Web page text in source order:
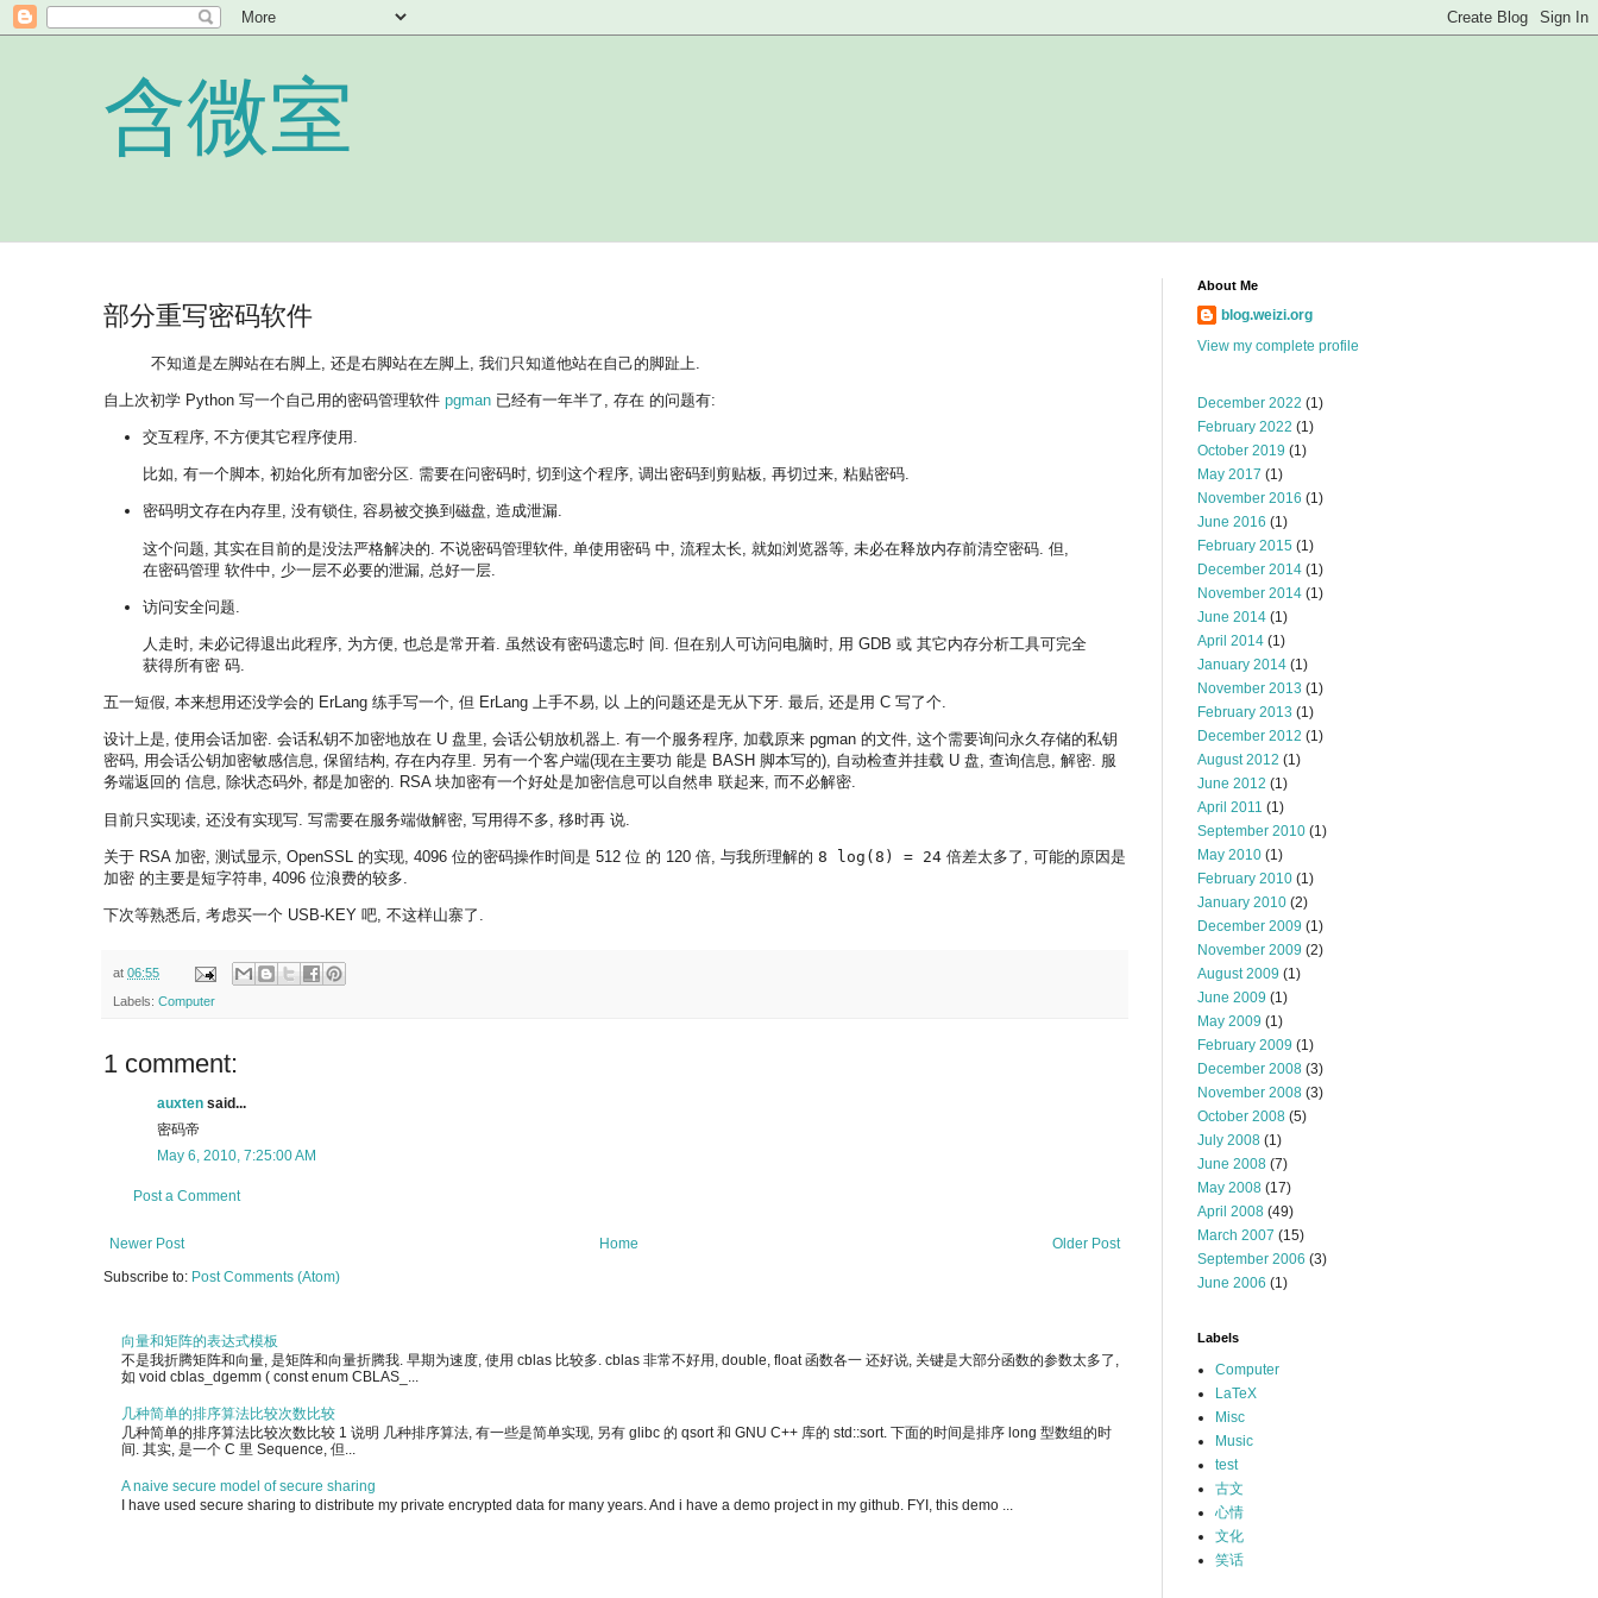
含微室
部分重写密码软件
不知道是左脚站在右脚上, 还是右脚站在左脚上, 我们只知道他站在自己的脚趾上.
自上次初学 Python 写一个自己用的密码管理软件 pgman 已经有一年半了, 存在 的问题有:
交互程序, 不方便其它程序使用.
比如, 有一个脚本, 初始化所有加密分区. 需要在问密码时, 切到这个程序, 调出密码到剪贴板, 再切过来, 粘贴密码.
密码明文存在内存里, 没有锁住, 容易被交换到磁盘, 造成泄漏.
这个问题, 其实在目前的是没法严格解决的. 不说密码管理软件, 单使用密码 中, 流程太长, 就如浏览器等, 未必在释放内存前清空密码. 但,
在密码管理 软件中, 少一层不必要的泄漏, 总好一层.
访问安全问题.
人走时, 未必记得退出此程序, 为方便, 也总是常开着. 虽然设有密码遗忘时 间. 但在别人可访问电脑时, 用 GDB 或 其它内存分析工具可完全
获得所有密 码.
五一短假, 本来想用还没学会的 ErLang 练手写一个, 但 ErLang 上手不易, 以 上的问题还是无从下牙. 最后, 还是用 C 写了个.
设计上是, 使用会话加密. 会话私钥不加密地放在 U 盘里, 会话公钥放机器上. 有一个服务程序, 加载原来 pgman 的文件, 这个需要询问永久存储的私钥
密码, 用会话公钥加密敏感信息, 保留结构, 存在内存里. 另有一个客户端(现在主要功 能是 BASH 脚本写的), 自动检查并挂载 U 盘, 查询信息, 解密. 服
务端返回的 信息, 除状态码外, 都是加密的. RSA 块加密有一个好处是加密信息可以自然串 联起来, 而不必解密.
目前只实现读, 还没有实现写. 写需要在服务端做解密, 写用得不多, 移时再 说.
关于 RSA 加密, 测试显示, OpenSSL 的实现, 4096 位的密码操作时间是 512 位 的 120 倍, 与我所理解的 8 log(8) = 24 倍差太多了, 可能的原因是
加密 的主要是短字符串, 4096 位浪费的较多.
下次等熟悉后, 考虑买一个 USB-KEY 吧, 不这样山寨了.
at 06:55
Labels: Computer
1 comment:
auxten said...
密码帝
May 6, 2010, 7:25:00 AM
Post a Comment
Newer Post Older Post
Home
Subscribe to: Post Comments (Atom)
向量和矩阵的表达式模板
不是我折腾矩阵和向量, 是矩阵和向量折腾我. 早期为速度, 使用 cblas 比较多. cblas 非常不好用, double, float 函数各一 还好说, 关键是大部分函数的参数太多了,
如 void cblas_dgemm ( const enum CBLAS_...
几种简单的排序算法比较次数比较
几种简单的排序算法比较次数比较 1 说明 几种排序算法, 有一些是简单实现, 另有 glibc 的 qsort 和 GNU C++ 库的 std::sort. 下面的时间是排序 long 型数组的时
间. 其实, 是一个 C 里 Sequence, 但...
A naive secure model of secure sharing
I have used secure sharing to distribute my private encrypted data for many years. And i have a demo project in my github. FYI, this demo ...
About Me
blog.weizi.org
View my complete profile
December 2022 (1)
February 2022 (1)
October 2019 (1)
May 2017 (1)
November 2016 (1)
June 2016 (1)
February 2015 (1)
December 2014 (1)
November 2014 (1)
June 2014 (1)
April 2014 (1)
January 2014 (1)
November 2013 (1)
February 2013 (1)
December 2012 (1)
August 2012 (1)
June 2012 (1)
April 2011 (1)
September 2010 (1)
May 2010 (1)
February 2010 (1)
January 2010 (2)
December 2009 (1)
November 2009 (2)
August 2009 (1)
June 2009 (1)
May 2009 (1)
February 2009 (1)
December 2008 (3)
November 2008 (3)
October 2008 (5)
July 2008 (1)
June 2008 (7)
May 2008 (17)
April 2008 (49)
March 2007 (15)
September 2006 (3)
June 2006 (1)
Labels
Computer
LaTeX
Misc
Music
test
古文
心情
文化
笑话